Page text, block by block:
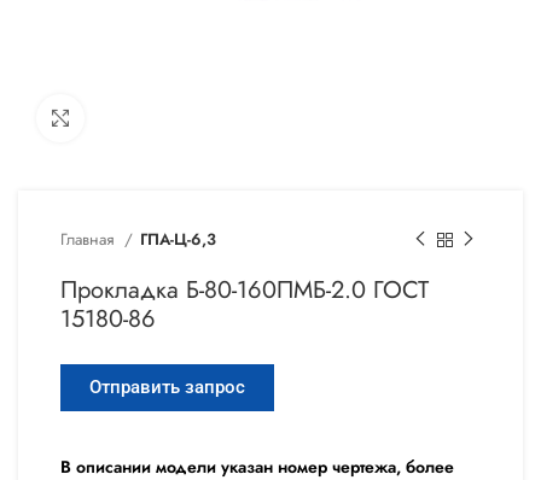
Главная ГПА-Ц-6,3
Прокладка Б-80-160ПМБ-2.0 ГОСТ
15180-86
Отправить запрос
В описании модели указан номер чертежа, более